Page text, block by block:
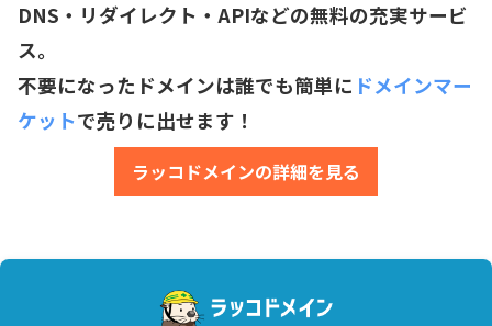
DNS・リダイレクト・APIなどの無料の充実サービ
ス。
不要になったドメインは誰でも簡単に ドメインマー
ケットで売りに出せます！
ラッコドメインの詳細を見る